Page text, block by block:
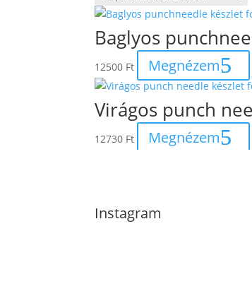
Baglyos
12500 Ft Megnézem
Virágos punch
12730 Ft Megnézem
Instagram